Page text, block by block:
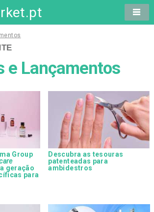
e Lançamentos
Group
geração
para
Descubra as tesouras
patenteadas para
ambidestros